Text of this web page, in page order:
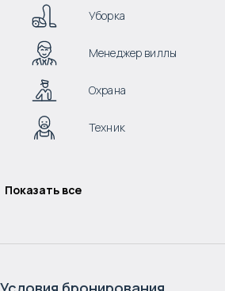
Уборка
Менеджер виллы
Охрана
Техник
Показать все